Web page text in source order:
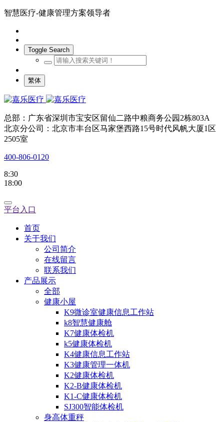
智慧医疗-健康管理方案领导者
Toggle Search
繁体
总部：广东省深圳市宝安区留仙二路中粮商务公园2栋803A
北京分公司：北京市丰台区马家堡西路15号时代风帆大厦1区
2505室
400-806-0120
8:30
18:00
平台入口
首页
关于我们
公司简介
在线留言
联系我们
产品展示
全部
健康小屋
K9微诊室健康信息工作站
k8智慧健康舱
K7健康体检机
k5健康体检机
K4健康信息工作站
K3健康管理一体机
K2健康体检机
K2-B健康体检机
K1-C健康体检机
SJ300智能体检机
身高体重秤